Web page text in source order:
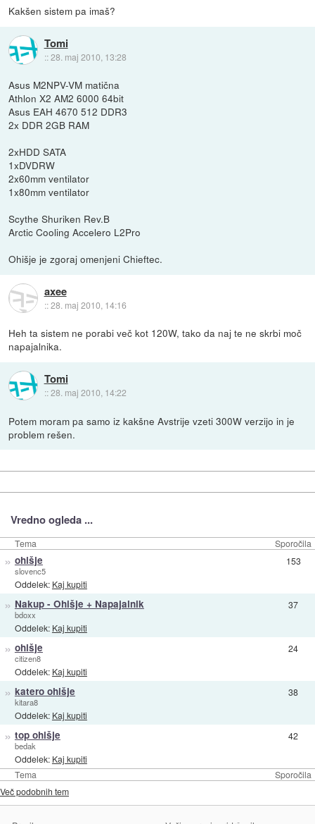
Kakšen sistem pa imaš?
Tomi
::28. maj 2010, 13:28
Asus M2NPV-VM matična
Athlon X2 AM2 6000 64bit
Asus EAH 4670 512 DDR3
2x DDR 2GB RAM
2xHDD SATA
1xDVDRW
2x60mm ventilator
1x80mm ventilator
Scythe Shuriken Rev.B
Arctic Cooling Accelero L2Pro
Ohišje je zgoraj omenjeni Chieftec.
axee
::28. maj 2010, 14:16
Heh ta sistem ne porabi več kot 120W, tako da naj te ne skrbi moč
napajalnika.
Tomi
::28. maj 2010, 14:22
Potem moram pa samo iz kakšne Avstrije vzeti 300W verzijo in je
problem rešen.
Vredno ogleda ...
Tema Sporočila
Tema Sporočila
» ohišje
slovenc5
Oddelek: Kaj kupiti
153
» Nakup - Ohišje + Napajalnik
bdoxx
Oddelek: Kaj kupiti
37
» ohišje
citizen8
Oddelek: Kaj kupiti
24
» katero ohišje
kitara8
Oddelek: Kaj kupiti
38
» top ohišje
bedak
Oddelek: Kaj kupiti
42
Več podobnih tem